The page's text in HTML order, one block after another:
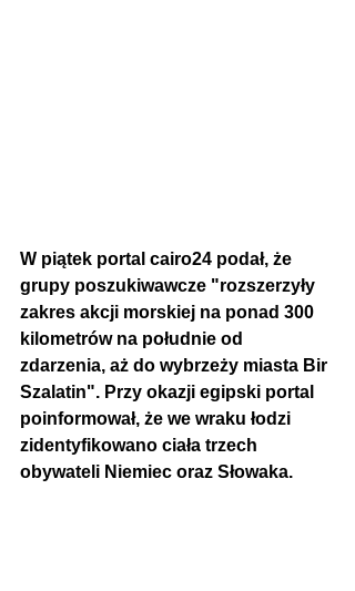
W piątek portal cairo24 podał, że
grupy poszukiwawcze "rozszerzyły
zakres akcji morskiej na ponad 300
kilometrów na południe od
zdarzenia, aż do wybrzeży miasta Bir
Szalatin". Przy okazji egipski portal
poinformował, że we wraku łodzi
zidentyfikowano ciała trzech
obywateli Niemiec oraz Słowaka.